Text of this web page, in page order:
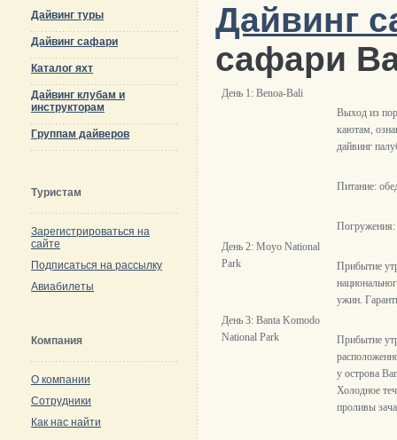
Дайвинг туры
Дайвинг сафари
Каталог яхт
Дайвинг клубам и
инструкторам
Группам дайверов
Туристам
Зарегистрироваться на
сайте
Подписаться на рассылку
Авиабилеты
Компания
О компании
Сотрудники
Как нас найти
Дайвинг
сафари
День 1: Benoa-Bali
Выход из
каютам,
дайвинг
Питание:
Погружения:
День 2: Moyo National
Park
Прибытие
ужин.
День 3: Banta Komodo
National Park
Прибытие
у острова
Холодное
проливы